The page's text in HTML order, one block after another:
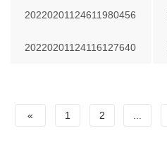
20220201124611980456
20220201124116127640
« 1 2